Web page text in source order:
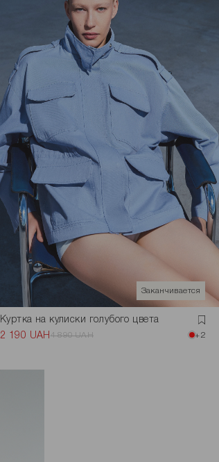
Заканчивается
Куртка на кулиски голубого цвета
2 190 UAH 4 890 UAH +2